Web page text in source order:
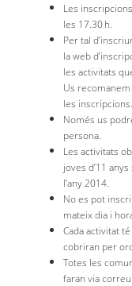
Les
les 17.30 h.
Per tal
la web
les activitats
Us
les inscripcions.
Només us
persona.
Les activitats
joves d’11
l’any 2014.
No es pot
mateix dia i
Cada activitat
cobriran per
Totes les
faran via